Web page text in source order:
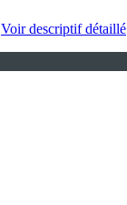
Voir descriptif détaillé